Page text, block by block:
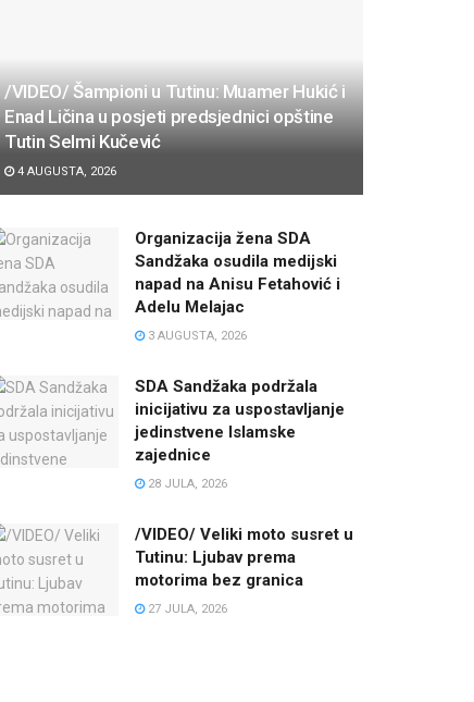
/VIDEO/ Šampioni u Tutinu: Muamer Hukić i
Enad Ličina u posjeti predsjednici opštine
Tutin Selmi Kučević
4 AUGUSTA, 2026
Organizacija žena SDA
Sandžaka osudila medijski
napad na Anisu Fetahović i
Adelu Melajac
3 AUGUSTA, 2026
SDA Sandžaka podržala
inicijativu za uspostavljanje
jedinstvene Islamske
zajednice
28 JULA, 2026
/VIDEO/ Veliki moto susret u
Tutinu: Ljubav prema
motorima bez granica
27 JULA, 2026